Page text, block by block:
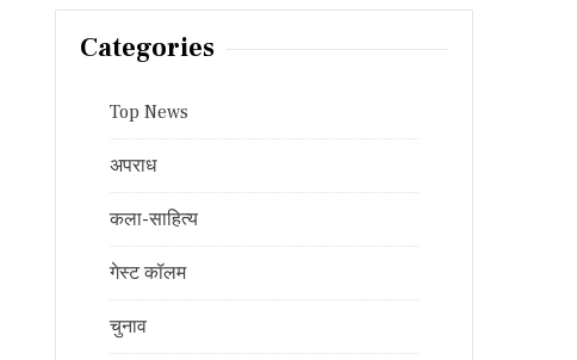
Categories
Top News
अपराध
कला-साहित्य
गेस्ट कॉलम
चुनाव